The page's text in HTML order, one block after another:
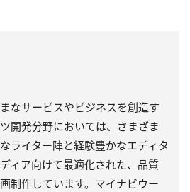
なサービスやビジネスを創造す
開発分野においては、さまざま
ライター陣と経験豊かなエディタ
ィア向けて最適化された、品質
制作しています。マイナビウー